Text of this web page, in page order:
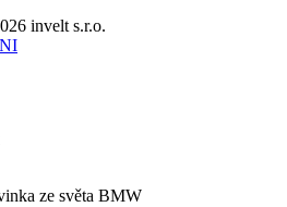
invelt s.r.o.
ze světa BMW